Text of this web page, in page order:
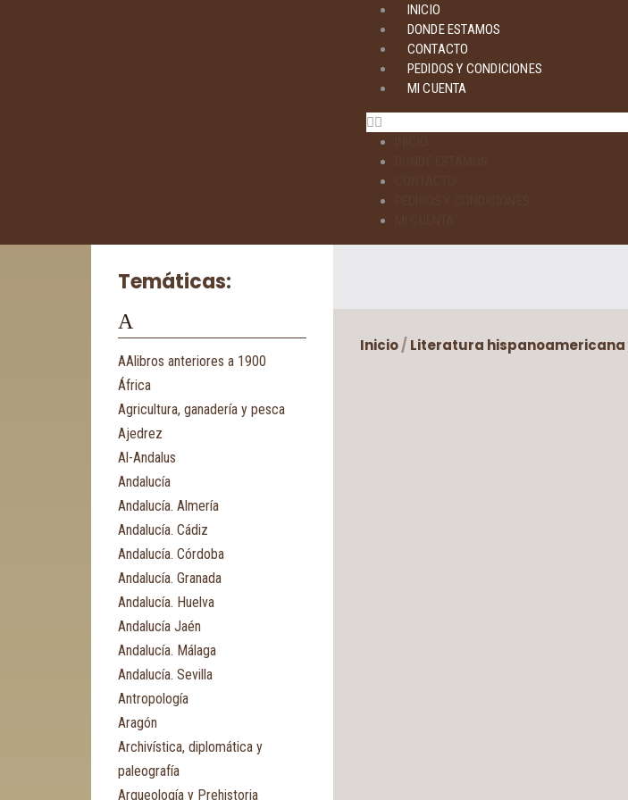
INICIO
DONDE ESTAMOS
CONTACTO
PEDIDOS Y CONDICIONES
MI CUENTA
Temáticas:
A
AAlibros anteriores a 1900
África
Agricultura, ganadería y pesca
Ajedrez
Al-Andalus
Andalucía
Andalucía. Almería
Andalucía. Cádiz
Andalucía. Córdoba
Andalucía. Granada
Andalucía. Huelva
Andalucía Jaén
Andalucía. Málaga
Andalucía. Sevilla
Antropología
Aragón
Archivística, diplomática y
paleografía
Arqueología y Prehistoria
Inicio/ Literatura hispanoamericana